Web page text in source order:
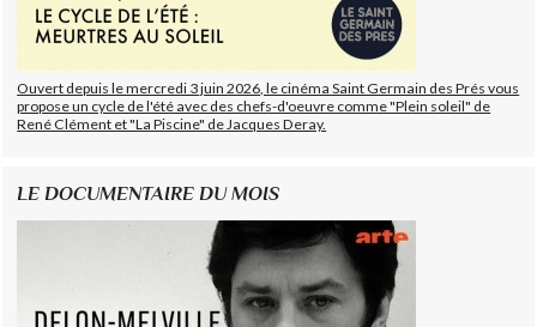
Ouvert depuis le mercredi 3 juin 2026, le cinéma Saint Germain des Prés vous
propose un cycle de l'été avec des chefs-d'oeuvre comme "Plein soleil" de
René Clément et "La Piscine" de Jacques Deray.
LE DOCUMENTAIRE DU MOIS